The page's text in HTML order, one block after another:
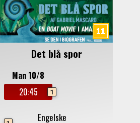
Det blå spor
Man 10/8
20:45
1
Engelske